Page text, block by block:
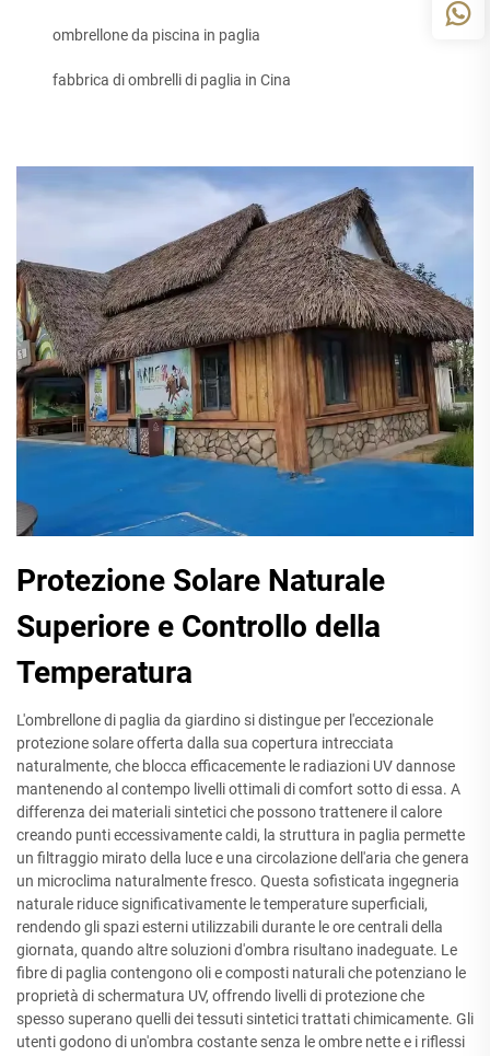
ombrellone da piscina in paglia
fabbrica di ombrelli di paglia in Cina
Protezione Solare Naturale
Superiore e Controllo della
Temperatura
L'ombrellone di paglia da giardino si distingue per l'eccezionale
protezione solare offerta dalla sua copertura intrecciata
naturalmente, che blocca efficacemente le radiazioni UV dannose
mantenendo al contempo livelli ottimali di comfort sotto di essa. A
differenza dei materiali sintetici che possono trattenere il calore
creando punti eccessivamente caldi, la struttura in paglia permette
un filtraggio mirato della luce e una circolazione dell'aria che genera
un microclima naturalmente fresco. Questa sofisticata ingegneria
naturale riduce significativamente le temperature superficiali,
rendendo gli spazi esterni utilizzabili durante le ore centrali della
giornata, quando altre soluzioni d'ombra risultano inadeguate. Le
fibre di paglia contengono oli e composti naturali che potenziano le
proprietà di schermatura UV, offrendo livelli di protezione che
spesso superano quelli dei tessuti sintetici trattati chimicamente. Gli
utenti godono di un'ombra costante senza le ombre nette e i riflessi